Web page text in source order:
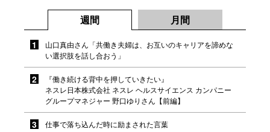
週間 月間
山口真由さん「共働き夫婦は、お互いのキャリアを諦めな
い選択肢を話し合おう」
『働き続ける背中を押していきたい』
ネスレ日本株式会社 ネスレ ヘルスサイエンス カンパニー
グループマネジャー 野口ゆりさん【前編】
仕事で落ち込んだ時に励まされた言葉